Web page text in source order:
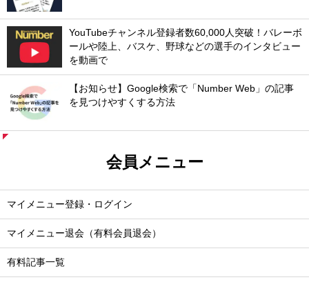
YouTubeチャンネル登録者数60,000人突破！バレーボ
ールや陸上、バスケ、野球などの選手のインタビュー
を動画で
【お知らせ】Google検索で「Number Web」の記事
を見つけやすくする方法
会員メニュー
マイメニュー登録・ログイン
マイメニュー退会（有料会員退会）
有料記事一覧